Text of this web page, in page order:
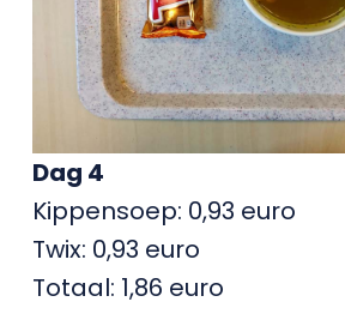
Dag 4
Kippensoep: 0,93 euro
Twix: 0,93 euro
Totaal: 1,86 euro